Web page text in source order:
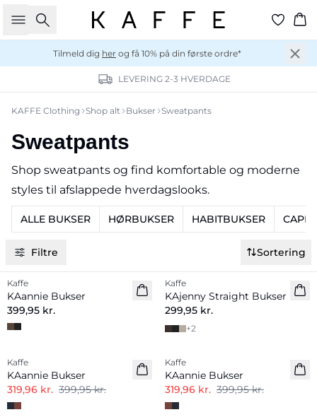
Søg
Tilmeld dig her og få 10% på din første ordre*
LEVERING 2-3 HVERDAGE
KAFFE Clothing Shop alt Bukser Sweatpants
Sweatpants
Shop sweatpants og find komfortable og moderne
styles til afslappede hverdagslooks.
ALLE BUKSER HØRBUKSER HABITBUKSER
Filtre Sortering
Nyhed
Kaffe
KAannie Bukser
399,95 kr.
Nyhed
Kaffe
KAjenny Straight Bukser
299,95 kr.
+2
Kaffe
KAannie Bukser
319,96 kr. 399,95 kr.
Kaffe
KAannie Bukser
319,96 kr. 399,95 kr.
-30%